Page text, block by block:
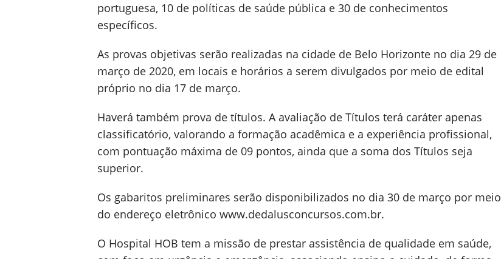
portuguesa, 10 de políticas de saúde pública e 30 de conhecimentos
específicos.
As provas objetivas serão realizadas na cidade de Belo Horizonte no dia 29 de
março de 2020, em locais e horários a serem divulgados por meio de edital
próprio no dia 17 de março.
Haverá também prova de títulos. A avaliação de Títulos terá caráter apenas
classificatório, valorando a formação acadêmica e a experiência profissional,
com pontuação máxima de 09 pontos, ainda que a soma dos Títulos seja
superior.
Os gabaritos preliminares serão disponibilizados no dia 30 de março por meio
do endereço eletrônico www.dedalusconcursos.com.br.
O Hospital HOB tem a missão de prestar assistência de qualidade em saúde,